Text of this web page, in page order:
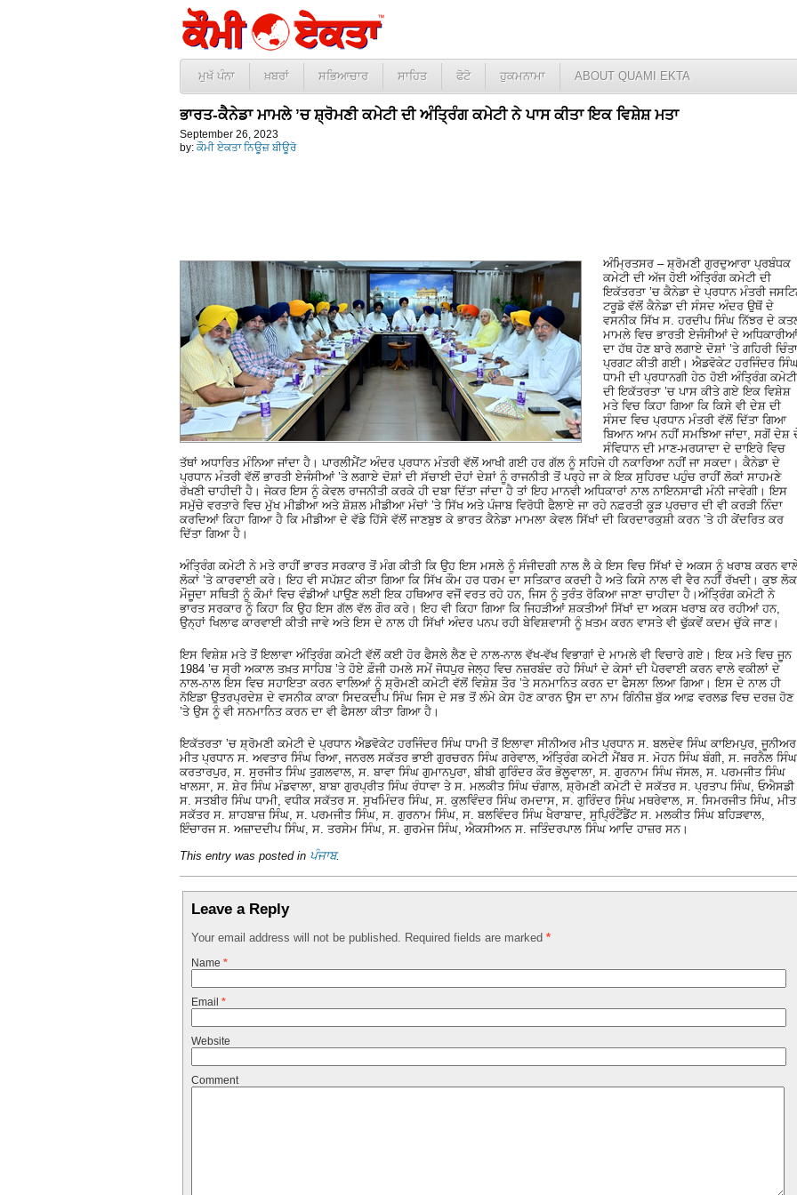
ਮੁਖੱ ਪੰਨਾ ਖ਼ਬਰਾਂ ਸਭਿਆਚਾਰ ਸਾਹਿਤ ਫੋਟੋ ਹੁਕਮਨਾਮਾ ABOUT QUAMI EKTA
ਭਾਰਤ-ਕੈਨੇਡਾ ਮਾਮਲੇ ’ਚ ਸ਼੍ਰੋਮਣੀ ਕਮੇਟੀ ਦੀ ਅੰਤ੍ਰਿੰਗ ਕਮੇਟੀ ਨੇ ਪਾਸ ਕੀਤਾ ਇਕ ਵਿਸ਼ੇਸ਼ ਮਤਾ
September 26, 2023
by: ਕੌਮੀ ਏਕਤਾ ਨਿਊਜ਼ ਬੀਊਰੋ
ਅੰਮ੍ਰਿਤਸਰ – ਸ਼੍ਰੋਮਣੀ ਗੁਰਦੁਆਰਾ ਪ੍ਰਬੰਧਕ
ਕਮੇਟੀ ਦੀ ਅੱਜ ਹੋਈ ਅੰਤ੍ਰਿੰਗ ਕਮੇਟੀ ਦੀ
ਇਕੱਤਰਤਾ ’ਚ ਕੈਨੇਡਾ ਦੇ ਪ੍ਰਧਾਨ ਮੰਤਰੀ
ਟਰੂਡੋ ਵੱਲੋਂ ਕੈਨੇਡਾ ਦੀ ਸੰਸਦ ਅੰਦਰ ਉਥੋਂ ਦੇ
ਵਸਨੀਕ ਸਿੱਖ ਸ. ਹਰਦੀਪ ਸਿੰਘ ਨਿੱਝਰ ਦੇ
ਮਾਮਲੇ ਵਿਚ ਭਾਰਤੀ ਏਜੰਸੀਆਂ ਦੇ ਅਧਿਕਾਰੀਆਂ
ਦਾ ਹੱਥ ਹੋਣ ਬਾਰੇ ਲਗਾਏ ਦੋਸ਼ਾਂ ’ਤੇ ਗਹਿਰੀ ਚਿੰਤਾ
ਪ੍ਰਗਟ ਕੀਤੀ ਗਈ। ਐਡਵੋਕੇਟ ਹਰਜਿੰਦਰ
ਧਾਮੀ ਦੀ ਪ੍ਰਧਾਨਗੀ ਹੇਠ ਹੋਈ ਅੰਤ੍ਰਿੰਗ ਕਮੇਟੀ
ਦੀ ਇਕੱਤਰਤਾ ’ਚ ਪਾਸ ਕੀਤੇ ਗਏ ਇਕ ਵਿਸ਼ੇਸ਼
ਮਤੇ ਵਿਚ ਕਿਹਾ ਗਿਆ ਕਿ ਕਿਸੇ ਵੀ ਦੇਸ਼ ਦੀ
ਸੰਸਦ ਵਿਚ ਪ੍ਰਧਾਨ ਮੰਤਰੀ ਵੱਲੋਂ ਦਿੱਤਾ ਗਿਆ
ਬਿਆਨ ਆਮ ਨਹੀਂ ਸਮਝਿਆ ਜਾਂਦਾ, ਸਗੋਂ ਦੇਸ਼
ਸੰਵਿਧਾਨ ਦੀ ਮਾਣ-ਮਰਯਾਦਾ ਦੇ ਦਾਇਰੇ ਵਿਚ
ਤੱਥਾਂ ਅਧਾਰਿਤ ਮੰਨਿਆ ਜਾਂਦਾ ਹੈ। ਪਾਰਲੀਮੈਂਟ ਅੰਦਰ ਪ੍ਰਧਾਨ ਮੰਤਰੀ ਵੱਲੋਂ ਆਖੀ ਗਈ ਹਰ ਗੱਲ ਨੂੰ ਸਹਿਜੇ ਹੀ ਨਕਾਰਿਆ ਨਹੀਂ ਜਾ ਸਕਦਾ। ਕੈਨੇਡਾ ਦੇ
ਪ੍ਰਧਾਨ ਮੰਤਰੀ ਵੱਲੋਂ ਭਾਰਤੀ ਏਜੰਸੀਆਂ ’ਤੇ ਲਗਾਏ ਦੋਸ਼ਾਂ ਦੀ ਸੱਚਾਈ ਦੋਹਾਂ ਦੇਸ਼ਾਂ ਨੂੰ ਰਾਜਨੀਤੀ ਤੋਂ ਪਰ੍ਹੇ ਜਾ ਕੇ ਇਕ ਸੁਹਿਰਦ ਪਹੁੰਚ ਰਾਹੀਂ ਲੋਕਾਂ ਸਾਹਮਣੇ
ਰੱਖਣੀ ਚਾਹੀਦੀ ਹੈ। ਜੇਕਰ ਇਸ ਨੂੰ ਕੇਵਲ ਰਾਜਨੀਤੀ ਕਰਕੇ ਹੀ ਦਬਾ ਦਿੱਤਾ ਜਾਂਦਾ ਹੈ ਤਾਂ ਇਹ ਮਾਨਵੀ ਅਧਿਕਾਰਾਂ ਨਾਲ ਨਾਇਨਸਾਫੀ ਮੰਨੀ ਜਾਵੇਗੀ। ਇਸ
ਸਮੁੱਚੇ ਵਰਤਾਰੇ ਵਿਚ ਮੁੱਖ ਮੀਡੀਆ ਅਤੇ ਸ਼ੋਸ਼ਲ ਮੀਡੀਆ ਮੰਚਾਂ ’ਤੇ ਸਿੱਖ ਅਤੇ ਪੰਜਾਬ ਵਿਰੋਧੀ ਫੈਲਾਏ ਜਾ ਰਹੇ ਨਫ਼ਰਤੀ ਕੂੜ ਪ੍ਰਚਾਰ ਦੀ ਵੀ ਕਰੜੀ ਨਿੰਦਾ
ਕਰਦਿਆਂ ਕਿਹਾ ਗਿਆ ਹੈ ਕਿ ਮੀਡੀਆ ਦੇ ਵੱਡੇ ਹਿੱਸੇ ਵੱਲੋਂ ਜਾਣਬੁਝ ਕੇ ਭਾਰਤ ਕੈਨੇਡਾ ਮਾਮਲਾ ਕੇਵਲ ਸਿੱਖਾਂ ਦੀ ਕਿਰਦਾਰਕੁਸ਼ੀ ਕਰਨ ’ਤੇ ਹੀ ਕੇਂਦਰਿਤ ਕਰ
ਦਿੱਤਾ ਗਿਆ ਹੈ।
ਅੰਤ੍ਰਿੰਗ ਕਮੇਟੀ ਨੇ ਮਤੇ ਰਾਹੀਂ ਭਾਰਤ ਸਰਕਾਰ ਤੋਂ ਮੰਗ ਕੀਤੀ ਕਿ ਉਹ ਇਸ ਮਸਲੇ ਨੂੰ ਸੰਜੀਦਗੀ ਨਾਲ ਲੈ ਕੇ ਇਸ ਵਿਚ ਸਿੱਖਾਂ ਦੇ ਅਕਸ ਨੂੰ ਖਰਾਬ ਕਰਨ
ਲੋਕਾਂ ’ਤੇ ਕਾਰਵਾਈ ਕਰੇ। ਇਹ ਵੀ ਸਪੱਸ਼ਟ ਕੀਤਾ ਗਿਆ ਕਿ ਸਿੱਖ ਕੌਮ ਹਰ ਧਰਮ ਦਾ ਸਤਿਕਾਰ ਕਰਦੀ ਹੈ ਅਤੇ ਕਿਸੇ ਨਾਲ ਵੀ ਵੈਰ ਨਹੀਂ ਰੱਖਦੀ। ਕੁਝ ਲੋਕ
ਮੌਜੂਦਾ ਸਥਿਤੀ ਨੂੰ ਕੌਮਾਂ ਵਿਚ ਵੰਡੀਆਂ ਪਾਉਣ ਲਈ ਇਕ ਹਥਿਆਰ ਵਜੋਂ ਵਰਤ ਰਹੇ ਹਨ, ਜਿਸ ਨੂੰ ਤੁਰੰਤ ਰੋਕਿਆ ਜਾਣਾ ਚਾਹੀਦਾ ਹੈ।ਅੰਤ੍ਰਿੰਗ ਕਮੇਟੀ ਨੇ
ਭਾਰਤ ਸਰਕਾਰ ਨੂੰ ਕਿਹਾ ਕਿ ਉਹ ਇਸ ਗੱਲ ਵੱਲ ਗੌਰ ਕਰੇ। ਇਹ ਵੀ ਕਿਹਾ ਗਿਆ ਕਿ ਜਿਹੜੀਆਂ ਸ਼ਕਤੀਆਂ ਸਿੱਖਾਂ ਦਾ ਅਕਸ ਖਰਾਬ ਕਰ ਰਹੀਆਂ ਹਨ,
ਉਨ੍ਹਾਂ ਖਿਲਾਫ ਕਾਰਵਾਈ ਕੀਤੀ ਜਾਵੇ ਅਤੇ ਇਸ ਦੇ ਨਾਲ ਹੀ ਸਿੱਖਾਂ ਅੰਦਰ ਪਨਪ ਰਹੀ ਬੇਵਿਸ਼ਵਾਸੀ ਨੂੰ ਖ਼ਤਮ ਕਰਨ ਵਾਸਤੇ ਵੀ ਢੁੱਕਵੇਂ ਕਦਮ ਚੁੱਕੇ ਜਾਣ।
ਇਸ ਵਿਸ਼ੇਸ਼ ਮਤੇ ਤੋਂ ਇਲਾਵਾ ਅੰਤ੍ਰਿੰਗ ਕਮੇਟੀ ਵੱਲੋਂ ਕਈ ਹੋਰ ਫੈਸਲੇ ਲੈਣ ਦੇ ਨਾਲ-ਨਾਲ ਵੱਖ-ਵੱਖ ਵਿਭਾਗਾਂ ਦੇ ਮਾਮਲੇ ਵੀ ਵਿਚਾਰੇ ਗਏ। ਇਕ ਮਤੇ ਵਿਚ ਜੂਨ
1984 ’ਚ ਸ੍ਰੀ ਅਕਾਲ ਤਖ਼ਤ ਸਾਹਿਬ ’ਤੇ ਹੋਏ ਫ਼ੌਜੀ ਹਮਲੇ ਸਮੇਂ ਜੋਧਪੁਰ ਜੇਲ੍ਹ ਵਿਚ ਨਜ਼ਰਬੰਦ ਰਹੇ ਸਿੰਘਾਂ ਦੇ ਕੇਸਾਂ ਦੀ ਪੈਰਵਾਈ ਕਰਨ ਵਾਲੇ ਵਕੀਲਾਂ ਦੇ
ਨਾਲ-ਨਾਲ ਇਸ ਵਿਚ ਸਹਾਇਤਾ ਕਰਨ ਵਾਲਿਆਂ ਨੂੰ ਸ਼੍ਰੋਮਣੀ ਕਮੇਟੀ ਵੱਲੋਂ ਵਿਸ਼ੇਸ਼ ਤੌਰ ’ਤੇ ਸਨਮਾਨਿਤ ਕਰਨ ਦਾ ਫੈਸਲਾ ਲਿਆ ਗਿਆ। ਇਸ ਦੇ ਨਾਲ ਹੀ
ਨੋਇਡਾ ਉਤਰਪ੍ਰਦੇਸ਼ ਦੇ ਵਸਨੀਕ ਕਾਕਾ ਸਿਦਕਦੀਪ ਸਿੰਘ ਜਿਸ ਦੇ ਸਭ ਤੋਂ ਲੰਮੇ ਕੇਸ ਹੋਣ ਕਾਰਨ ਉਸ ਦਾ ਨਾਮ ਗਿੰਨੀਜ਼ ਬੁੱਕ ਆਫ਼ ਵਰਲਡ ਵਿਚ ਦਰਜ਼ ਹੋਣ
’ਤੇ ਉਸ ਨੂੰ ਵੀ ਸਨਮਾਨਿਤ ਕਰਨ ਦਾ ਵੀ ਫੈਸਲਾ ਕੀਤਾ ਗਿਆ ਹੈ।
ਇਕੱਤਰਤਾ ’ਚ ਸ਼੍ਰੋਮਣੀ ਕਮੇਟੀ ਦੇ ਪ੍ਰਧਾਨ ਐਡਵੋਕੇਟ ਹਰਜਿੰਦਰ ਸਿੰਘ ਧਾਮੀ ਤੋਂ ਇਲਾਵਾ ਸੀਨੀਅਰ ਮੀਤ ਪ੍ਰਧਾਨ ਸ. ਬਲਦੇਵ ਸਿੰਘ ਕਾਇਮਪੁਰ, ਜੂਨੀਅਰ
ਮੀਤ ਪ੍ਰਧਾਨ ਸ. ਅਵਤਾਰ ਸਿੰਘ ਰਿਆ, ਜਨਰਲ ਸਕੱਤਰ ਭਾਈ ਗੁਰਚਰਨ ਸਿੰਘ ਗਰੇਵਾਲ, ਅੰਤ੍ਰਿੰਗ ਕਮੇਟੀ ਮੈਂਬਰ ਸ. ਮੋਹਨ ਸਿੰਘ ਬੰਗੀ, ਸ. ਜਰਨੈਲ ਸਿੰਘ
ਕਰਤਾਰਪੁਰ, ਸ. ਸੁਰਜੀਤ ਸਿੰਘ ਤੁਗਲਵਾਲ, ਸ. ਬਾਵਾ ਸਿੰਘ ਗੁਮਾਨਪੁਰਾ, ਬੀਬੀ ਗੁਰਿੰਦਰ ਕੌਰ ਭੋਲੂਵਾਲਾ, ਸ. ਗੁਰਨਾਮ ਸਿੰਘ ਜੱਸਲ, ਸ. ਪਰਮਜੀਤ ਸਿੰਘ
ਖਾਲਸਾ, ਸ. ਸ਼ੇਰ ਸਿੰਘ ਮੰਡਵਾਲਾ, ਬਾਬਾ ਗੁਰਪ੍ਰੀਤ ਸਿੰਘ ਰੰਧਾਵਾ ਤੇ ਸ. ਮਲਕੀਤ ਸਿੰਘ ਚੰਗਾਲ, ਸ਼੍ਰੋਮਣੀ ਕਮੇਟੀ ਦੇ ਸਕੱਤਰ ਸ. ਪ੍ਰਤਾਪ ਸਿੰਘ, ਓਐਸਡੀ
ਸ. ਸਤਬੀਰ ਸਿੰਘ ਧਾਮੀ, ਵਧੀਕ ਸਕੱਤਰ ਸ. ਸੁਖਮਿੰਦਰ ਸਿੰਘ, ਸ. ਕੁਲਵਿੰਦਰ ਸਿੰਘ ਰਮਦਾਸ, ਸ. ਗੁਰਿੰਦਰ ਸਿੰਘ ਮਥਰੇਵਾਲ, ਸ. ਸਿਮਰਜੀਤ ਸਿੰਘ, ਮੀਤ
ਸਕੱਤਰ ਸ. ਸ਼ਾਹਬਾਜ਼ ਸਿੰਘ, ਸ. ਪਰਮਜੀਤ ਸਿੰਘ, ਸ. ਗੁਰਨਾਮ ਸਿੰਘ, ਸ. ਬਲਵਿੰਦਰ ਸਿੰਘ ਖੈਰਾਬਾਦ, ਸੁਪ੍ਰਿੰਟੈਂਡੈਂਟ ਸ. ਮਲਕੀਤ ਸਿੰਘ ਬਹਿੜਵਾਲ,
ਇੰਚਾਰਜ ਸ. ਅਜ਼ਾਦਦੀਪ ਸਿੰਘ, ਸ. ਤਰਸੇਮ ਸਿੰਘ, ਸ. ਗੁਰਮੇਜ ਸਿੰਘ, ਐਕਸੀਅਨ ਸ. ਜਤਿੰਦਰਪਾਲ ਸਿੰਘ ਆਦਿ ਹਾਜ਼ਰ ਸਨ।
This entry was posted in ਪੰਜਾਬ.
Leave a Reply
Your email address will not be published. Required fields are marked *
Name *
Email *
Website
Comment